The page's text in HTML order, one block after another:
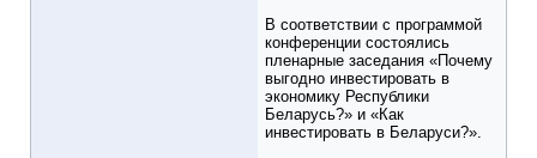
В соответствии с программой
конференции состоялись
пленарные заседания «Почему
выгодно инвестировать в
экономику Республики
Беларусь?» и «Как
инвестировать в Беларуси?».